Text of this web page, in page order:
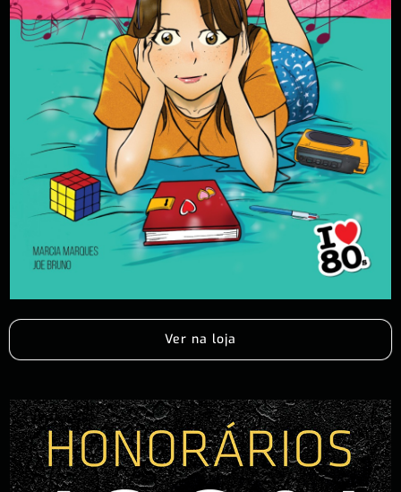
Ver na loja